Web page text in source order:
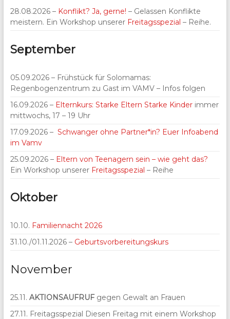
28.08.2026 – Konflikt? Ja, gerne! – Gelassen Konflikte
meistern. Ein Workshop unserer Freitagsspezial – Reihe.
September
05.09.2026 – Frühstück für Solomamas:
Regenbogenzentrum zu Gast im VAMV – Infos folgen
16.09.2026 – Elternkurs: Starke Eltern Starke Kinderimmer
mittwochs, 17 – 19 Uhr
17.09.2026 – Schwanger ohne Partner*in? Euer Infoabend
im Vamv
25.09.2026 – Eltern von Teenagern sein – wie geht das?
Ein Workshop unserer Freitagsspezial – Reihe
Oktober
10.10. Familiennacht 2026
31.10./01.11.2026 – Geburtsvorbereitungskurs
November
25.11. AKTIONSAUFRUFgegen Gewalt an Frauen
27.11. Freitagsspezial Diesen Freitag mit einem Workshop